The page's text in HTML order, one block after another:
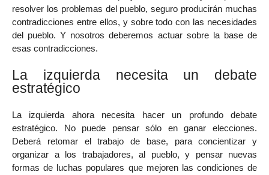
resolver los problemas del pueblo, seguro producirán muchas
contradicciones entre ellos, y sobre todo con las necesidades
del pueblo. Y nosotros deberemos actuar sobre la base de
esas contradicciones.
La izquierda necesita un debate
estratégico
La izquierda ahora necesita hacer un profundo debate
estratégico. No puede pensar sólo en ganar elecciones.
Deberá retomar el trabajo de base, para concientizar y
organizar a los trabajadores, al pueblo, y pensar nuevas
formas de luchas populares que mejoren las condiciones de